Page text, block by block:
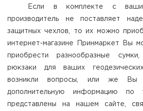
Если в комплекте с
производитель не поставляет
защитных чехлов, то их можно
интернет-магазине Принмаркет Вы
приобрести разнообразные
рюкзаки для ваших
возникли вопросы, или же Вы
дополнительную информацию по
представлены на нашем сайте,